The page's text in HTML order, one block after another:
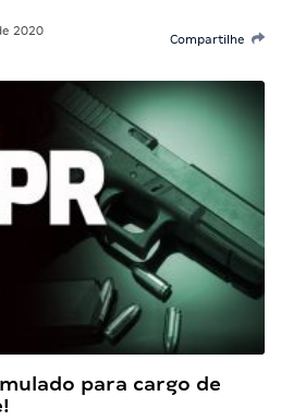
2020
Compartilhe
para cargo de